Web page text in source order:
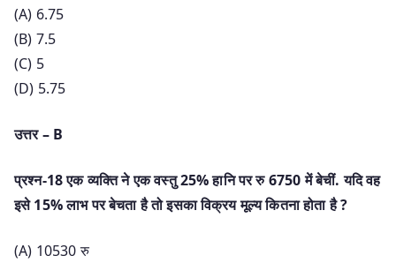
(A) 6.75
(B) 7.5
(C) 5
(D) 5.75
उत्तर – B
प्रश्न-18 एक व्यक्ति ने एक वस्तु 25% हानि पर रु 6750 में बेचीं. यदि वह
इसे 15% लाभ पर बेचता है तो इसका विक्रय मूल्य कितना होता है ?
(A) 10530 रु